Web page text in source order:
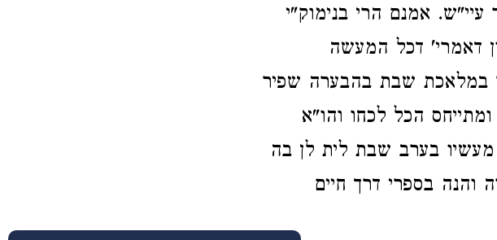
אמנם הרי בנימוק"י
דאמרי' דכל המעשה
במלאכת שבת בהבערה שפיר
הכל לכחו והו"א
מעשיו בערב שבת לית לן בה
והנה בספרי דרך חיים